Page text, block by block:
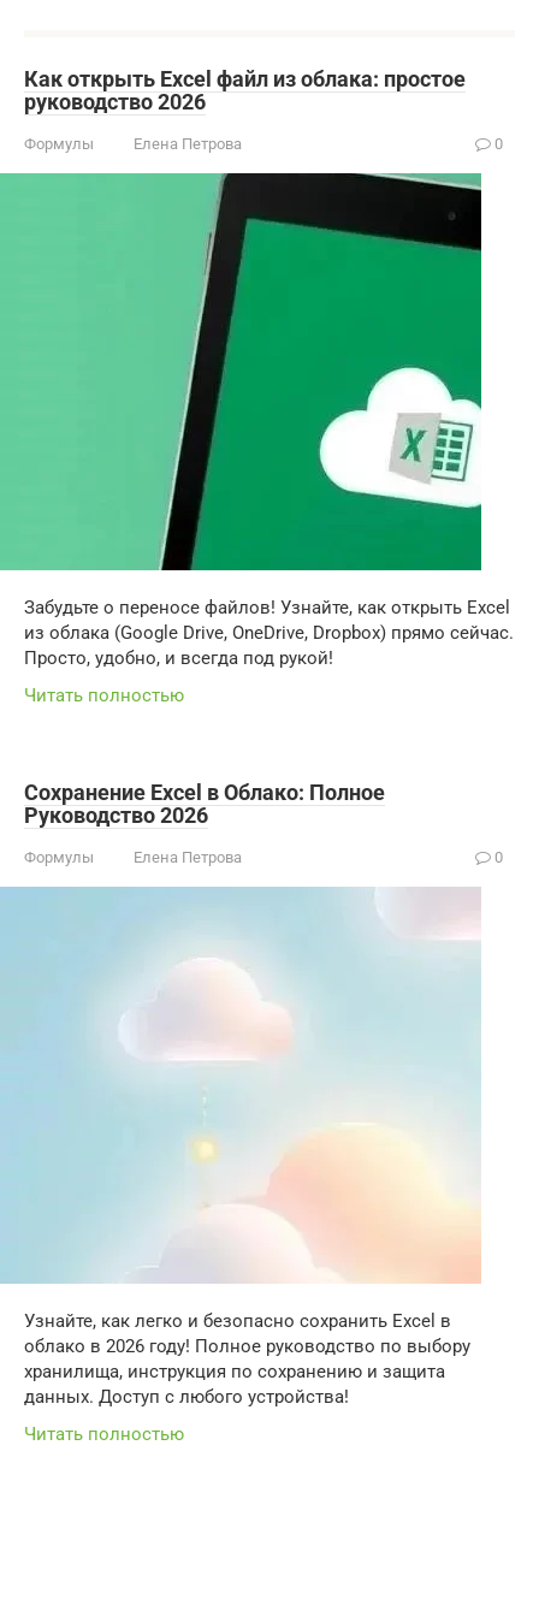
Как открыть Excel файл из облака: простое
руководство 2026
Формулы Елена Петрова 0
Забудьте о переносе файлов! Узнайте, как открыть Excel
из облака (Google Drive, OneDrive, Dropbox) прямо сейчас.
Просто, удобно, и всегда под рукой!
Читать полностью
Сохранение Excel в Облако: Полное
Руководство 2026
Формулы Елена Петрова 0
Узнайте, как легко и безопасно сохранить Excel в
облако в 2026 году! Полное руководство по выбору
хранилища, инструкция по сохранению и защита
данных. Доступ с любого устройства!
Читать полностью